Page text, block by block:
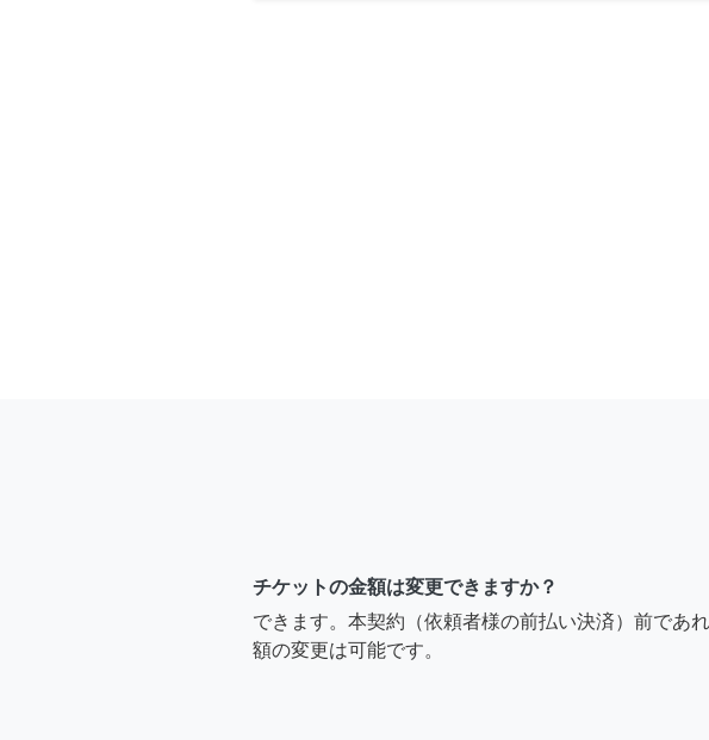
チケットの金額は変更できますか？
できます。本契約（依頼者様の前払い決済）前であ
額の変更は可能です。